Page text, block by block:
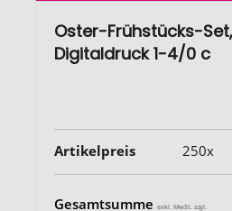
Oster-Frühstücks-
Digitaldruck 1-4/0 c
Artikelpreis 250x
Gesamtsumme exkl. MwSt. zzgl.